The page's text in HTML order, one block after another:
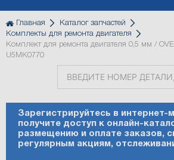
Двигатели
Комплекты
для
ремонта
Головка
блока
цилиндров
Поршни
кольца
Фильтры
Коленвал
шатуны
Прокладки
двигателя
Вал
коромысел,
распредвал,
Приводы
ГРМ
Топливная
система
Масляная
система
Турбокомпрессор
(Турбина)
Генератор
электрика
Стартер
Система
охлаждения
Сервис
Perkins
Технические
жидкости
Perkins
брендированные
Главная
Каталог запчастей
Комплекты для ремонта двигателя
Комплект для ремонта двигателя 0,5 мм /
U5MK0770
Зарегистрируйтесь в интернет-
получите доступ к онлайн-
размещению и оплате заказов,
регулярным акциям,